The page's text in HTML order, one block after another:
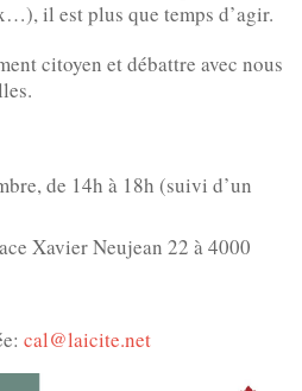
il est plus que temps d’agir.
citoyen et débattre avec nous
de 14h à 18h (suivi d’un
Xavier Neujean 22 à 4000
cal@laicite.net